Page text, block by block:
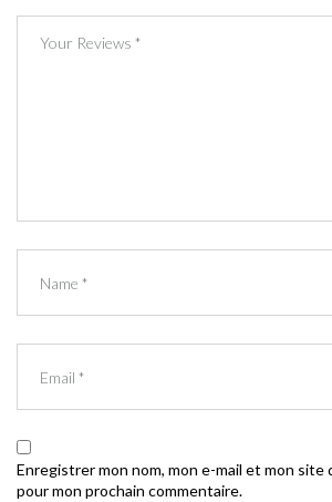
Enregistrer mon nom, mon e-mail et mon site
pour mon prochain commentaire.